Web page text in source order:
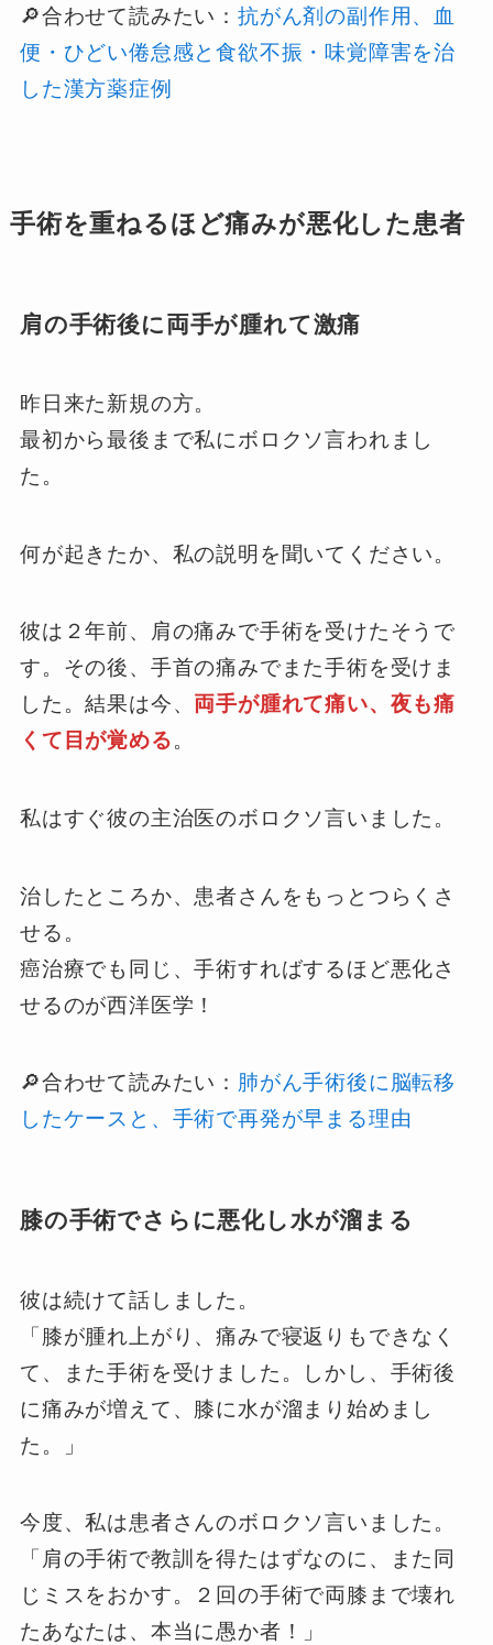
🔎合わせて読みたい： 抗がん剤の副作用、血
便・ひどい倦怠感と食欲不振・味覚障害を治
した漢方薬症例
手術を重ねるほど痛みが悪化した患者
肩の手術後に両手が腫れて激痛
昨日来た新規の方。
最初から最後まで私にボロクソ言われまし
た。
何が起きたか、私の説明を聞いてください。
彼は２年前、肩の痛みで手術を受けたそうで
す。その後、手首の痛みでまた手術を受けま
した。結果は今、 両手が腫れて痛い、夜も痛
くて目が覚める。
私はすぐ彼の主治医のボロクソ言いました。
治したところか、患者さんをもっとつらくさ
せる。
癌治療でも同じ、手術すればするほど悪化さ
せるのが西洋医学！
🔎合わせて読みたい： 肺がん手術後に脳転移
したケースと、手術で再発が早まる理由
膝の手術でさらに悪化し水が溜まる
彼は続けて話しました。
「膝が腫れ上がり、痛みで寝返りもできなく
て、また手術を受けました。しかし、手術後
に痛みが増えて、膝に水が溜まり始めまし
た。」
今度、私は患者さんのボロクソ言いました。
「肩の手術で教訓を得たはずなのに、また同
じミスをおかす。２回の手術で両膝まで壊れ
たあなたは、本当に愚か者！」